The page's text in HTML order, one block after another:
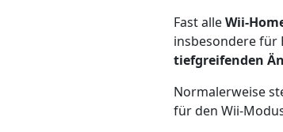
Fast alleWii-
insbesondere für
tiefgreifenden
Normalerweise
für den Wii-